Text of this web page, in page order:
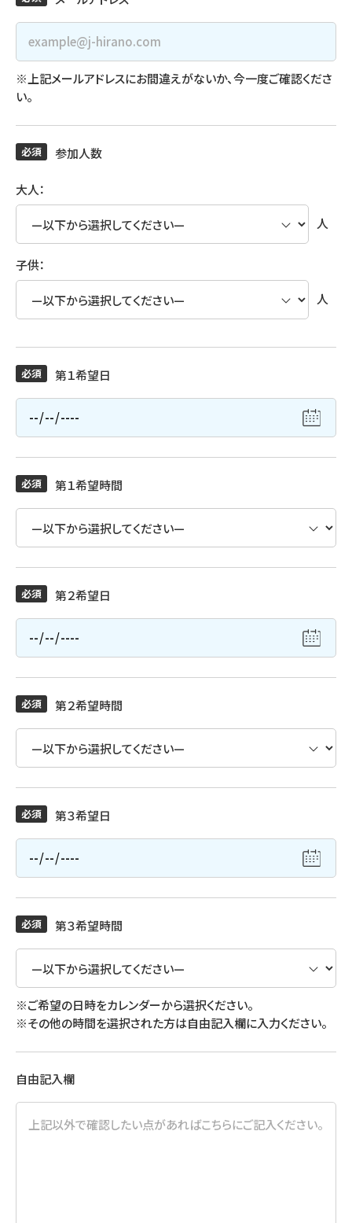
※上記メールアドレスにお間違えがないか、今一度ご確認くださ
い。
参加人数
必須
大人：
人
子供：
人
第１希望日
必須
第１希望時間
必須
第２希望日
必須
第２希望時間
必須
第３希望日
必須
第３希望時間
必須
※ご希望の日時をカレンダーから選択ください。
※その他の時間を選択された方は自由記入欄に入力ください。
自由記入欄